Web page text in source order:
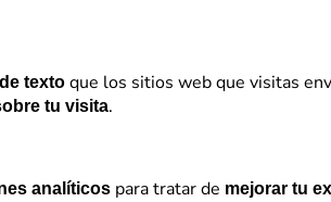
texto que los sitios web que visitas
tu visita.
analíticos para tratar de mejorar tu